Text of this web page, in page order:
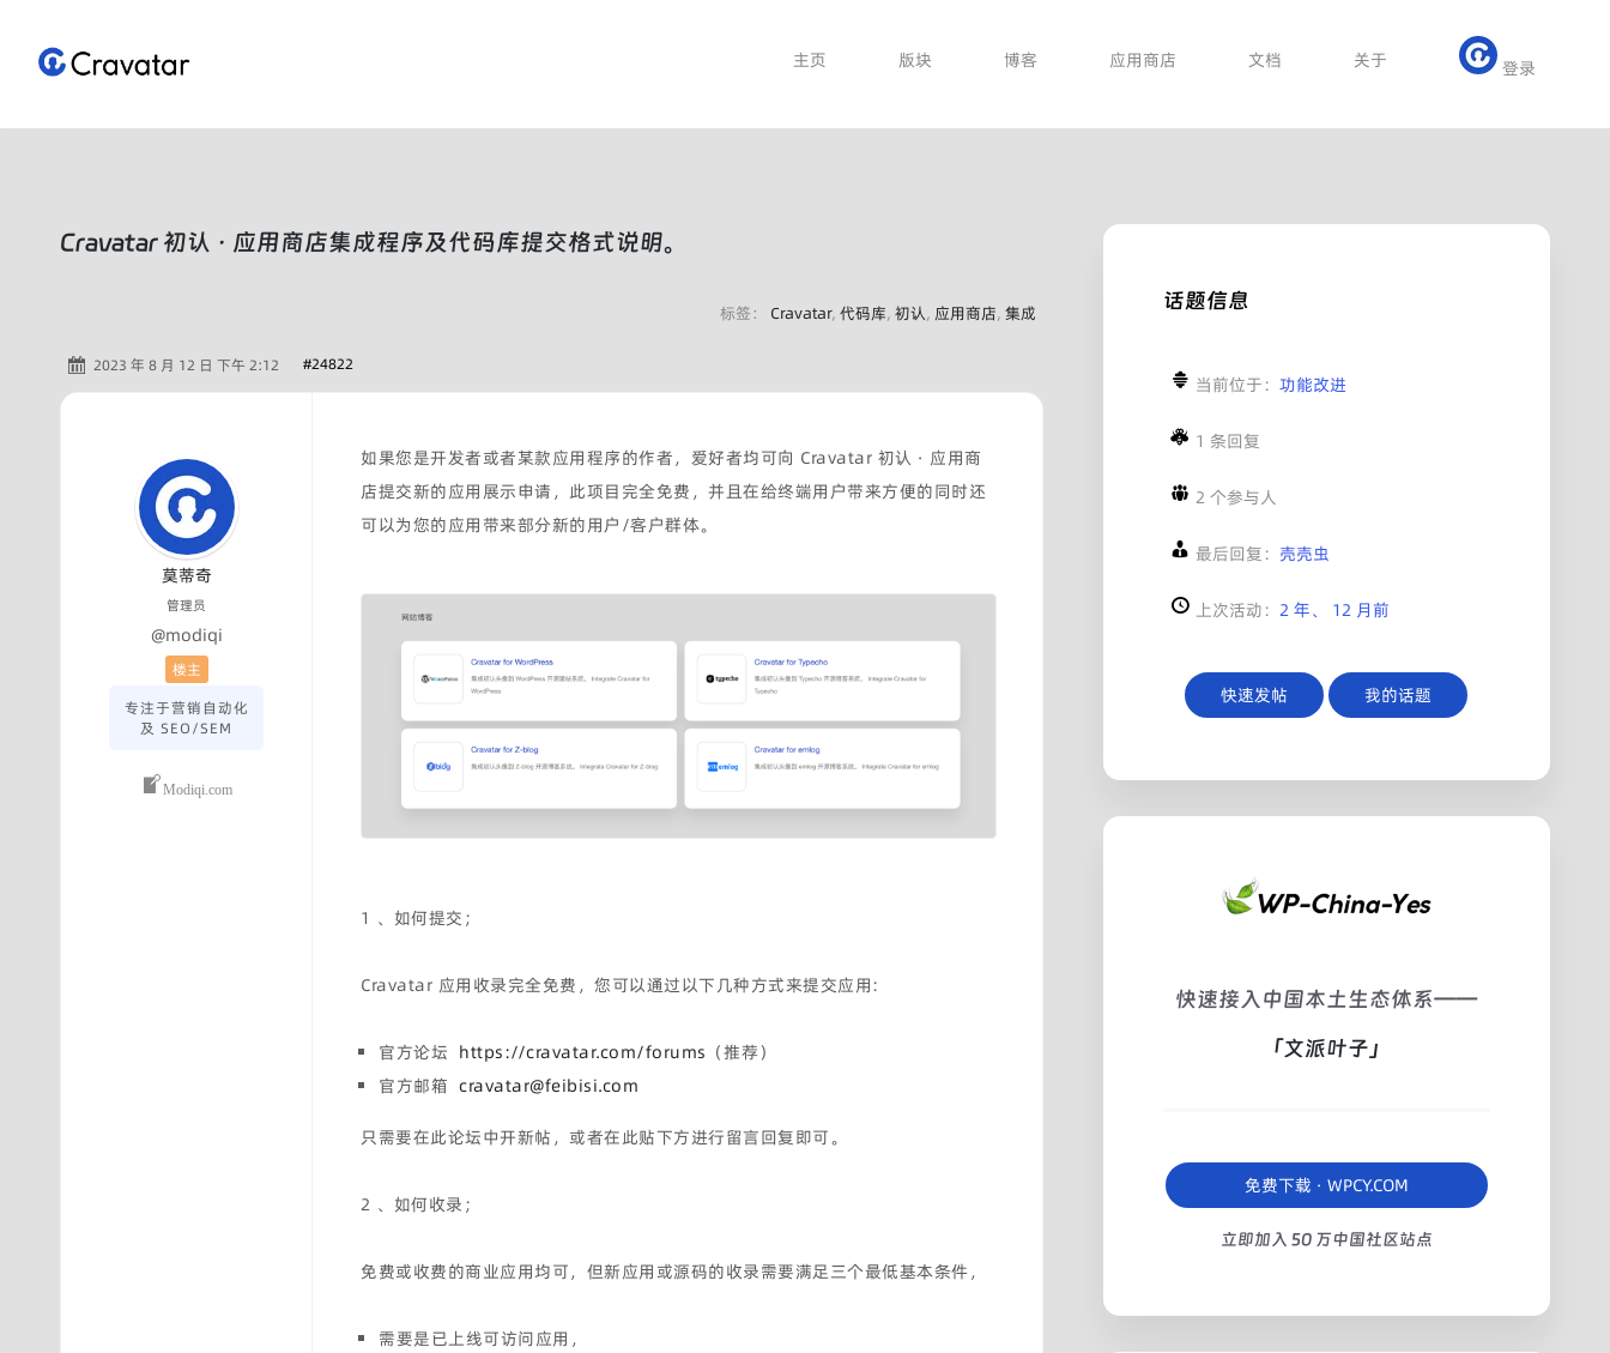
主页 版块 博客 应用商店 文档 关于 登录
Cravatar 初认 · 应用商店集成程序及代码库提交格式说明。
标签： Cravatar, 代码库, 初认, 应用商店, 集成
2023 年 8 月 12 日 下午 2:12 #24822
莫蒂奇
管理员
@modiqi
楼主
专注于营销自动化
及 SEO/SEM
Modiqi.com
如果您是开发者或者某款应用程序的作者，爱好者均可向 Cravatar 初认 · 应用商
店提交新的应用展示申请，此项目完全免费，并且在给终端用户带来方便的同时还
可以为您的应用带来部分新的用户/客户群体。
1 、如何提交；
Cravatar 应用收录完全免费，您可以通过以下几种方式来提交应用:
官方论坛 https://cravatar.com/forums （推荐）
官方邮箱cravatar@feibisi.com
只需要在此论坛中开新帖，或者在此贴下方进行留言回复即可。
2 、如何收录；
免费或收费的商业应用均可，但新应用或源码的收录需要满足三个最低基本条件，
需要是已上线可访问应用，
话题信息
当前位于： 功能改进
1 条回复
2 个参与人
最后回复： 壳壳虫
上次活动： 2 年、 12 月前
快速发帖 我的话题
快速接入中国本土生态体系——
「文派叶子」
免费下载 · WPCY.COM
立即加入 50 万中国社区站点